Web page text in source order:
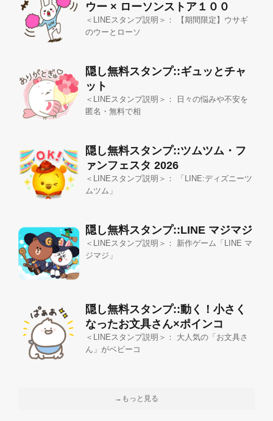
ウー × ローソンストア１００
＜LINEスタンプ説明＞： 【期間限定】ウサギ
のウーとローソ
隠し無料スタンプ::ギュッとチャ
ット
＜LINEスタンプ説明＞： 日々の悩みや不安を
匿名・無料で相
隠し無料スタンプ::ツムツム・フ
ァンフェスタ 2026
＜LINEスタンプ説明＞： 「LINE:ディズニーツ
ムツム」
隠し無料スタンプ::LINE マジマジ
＜LINEスタンプ説明＞： 新作ゲーム「LINE マ
ジマジ」
隠し無料スタンプ::動く！小さく
なったお文具さん×ポインコ
＜LINEスタンプ説明＞： 大人気の「お文具さ
ん」がベビーコ
→もっと見る